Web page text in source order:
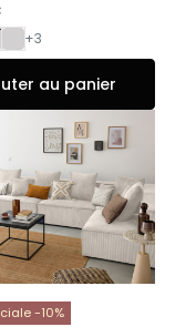
+3
au panier
-10%